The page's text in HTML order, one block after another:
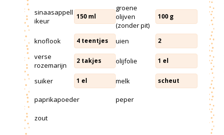
sinaasappell
ikeur
150 ml
groene
olijven
(zonder pit)
100 g
knoflook 4 teentjes uien 2
verse
rozemarijn
2 takjes olijfolie 1 el
suiker 1 el melk scheut
paprikapoeder peper
zout